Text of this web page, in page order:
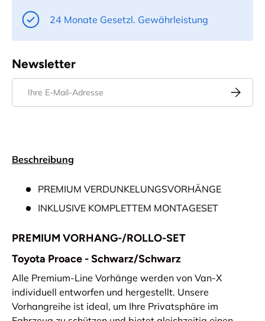
24 Monate Gesetzl. Gewährleistung
Newsletter
Beschreibung
PREMIUM VERDUNKELUNGSVORHÄNGE
INKLUSIVE KOMPLETTEM MONTAGESET
PREMIUM VORHANG-/ROLLO-SET
Toyota Proace - Schwarz/Schwarz
Alle Premium-Line Vorhänge werden von Van-X
individuell entworfen und hergestellt. Unsere
Vorhangreihe ist ideal, um Ihre Privatsphäre im